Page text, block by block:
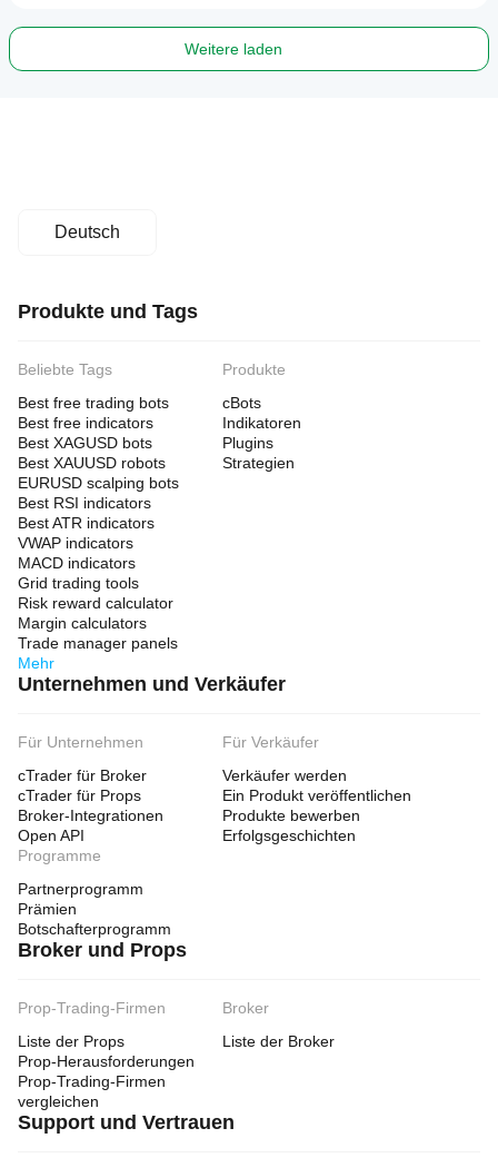
Weitere laden
Deutsch
Produkte und Tags
Beliebte Tags
Best free trading bots
Best free indicators
Best XAGUSD bots
Best XAUUSD robots
EURUSD scalping bots
Best RSI indicators
Best ATR indicators
VWAP indicators
MACD indicators
Grid trading tools
Risk reward calculator
Margin calculators
Trade manager panels
Mehr
Produkte
cBots
Indikatoren
Plugins
Strategien
Unternehmen und Verkäufer
Für Unternehmen
cTrader für Broker
cTrader für Props
Broker-Integrationen
Open API
Für Verkäufer
Verkäufer werden
Ein Produkt veröffentlichen
Produkte bewerben
Erfolgsgeschichten
Programme
Partnerprogramm
Prämien
Botschafterprogramm
Broker und Props
Prop-Trading-Firmen
Liste der Props
Prop-Herausforderungen
Prop-Trading-Firmen
vergleichen
Broker
Liste der Broker
Support und Vertrauen